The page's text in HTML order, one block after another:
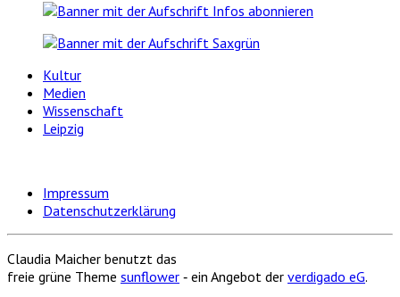
Kultur
Medien
Wissenschaft
Leipzig
Impressum
Datenschutzerklärung
Claudia Maicher benutzt das
freie grüne Theme sunflower ‐ ein Angebot der verdigado eG.